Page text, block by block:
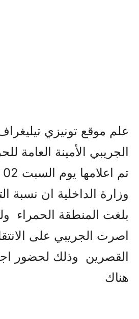
علم موقع تونيزي
الجريبي الأمينة العامة
وزارة الداخلية ان نسبة
بلغت المنطقة الحمراء
اصرت الجريبي على
القصرين وذلك لحضور
هناك